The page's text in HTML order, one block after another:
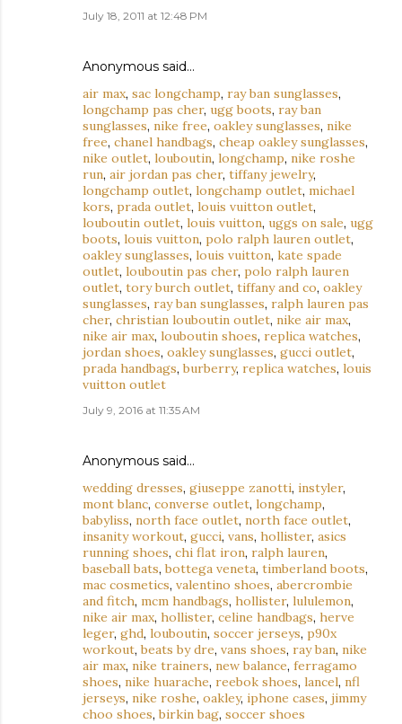
July 18, 2011 at 12:48 PM
Anonymous said…
air max, sac longchamp, ray ban sunglasses,
longchamp pas cher, ugg boots, ray ban
sunglasses, nike free, oakley sunglasses, nike
free, chanel handbags, cheap oakley sunglasses,
nike outlet, louboutin, longchamp, nike roshe
run, air jordan pas cher, tiffany jewelry,
longchamp outlet, longchamp outlet, michael
kors, prada outlet, louis vuitton outlet,
louboutin outlet, louis vuitton, uggs on sale, ugg
boots, louis vuitton, polo ralph lauren outlet,
oakley sunglasses, louis vuitton, kate spade
outlet, louboutin pas cher, polo ralph lauren
outlet, tory burch outlet, tiffany and co, oakley
sunglasses, ray ban sunglasses, ralph lauren pas
cher, christian louboutin outlet, nike air max,
nike air max, louboutin shoes, replica watches,
jordan shoes, oakley sunglasses, gucci outlet,
prada handbags,burberry, replica watches, louis
vuitton outlet
July 9, 2016 at 11:35 AM
Anonymous said…
wedding dresses, giuseppe zanotti, instyler,
mont blanc, converse outlet, longchamp,
babyliss, north face outlet, north face outlet,
insanity workout, gucci, vans, hollister, asics
running shoes, chi flat iron, ralph lauren,
baseball bats,bottega veneta, timberland boots,
mac cosmetics, valentino shoes, abercrombie
and fitch, mcm handbags, hollister, lululemon,
nike air max, hollister, celine handbags, herve
leger, ghd, louboutin, soccer jerseys, p90x
workout,beats by dre, vans shoes, ray ban, nike
air max, nike trainers, new balance, ferragamo
shoes, nike huarache, reebok shoes, lancel, nfl
jerseys, nike roshe, oakley, iphone cases, jimmy
choo shoes,birkin bag, soccer shoes